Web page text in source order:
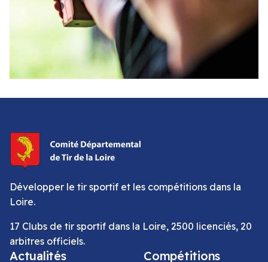
Développer le tir sportif et les compétitions dans la
Loire.
17 Clubs de tir sportif dans la Loire, 2500 licenciés, 20
arbitres officiels.
Actualités Compétitions